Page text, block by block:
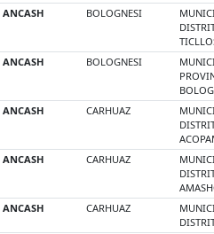
ANCASH BOLOGNESI
ANCASH BOLOGNESI
ANCASH CARHUAZ
ANCASH CARHUAZ
ANCASH CARHUAZ